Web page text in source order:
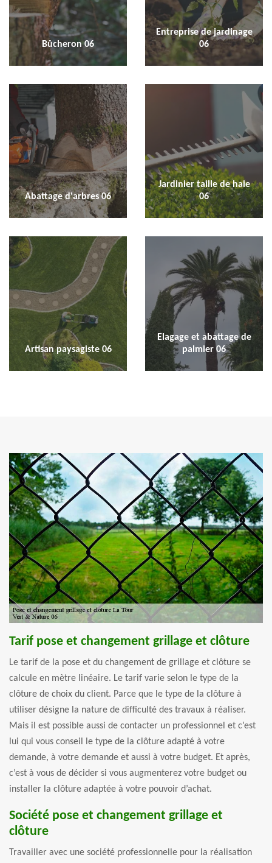
Bûcheron 06
Entreprise de jardinage
06
Abattage d'arbres 06
Jardinier taille de haie
06
Artisan paysagiste 06
Elagage et abattage de
palmier 06
Tarif pose et changement grillage et clôture
Le tarif de la pose et du changement de grillage et clôture se
calcule en mètre linéaire. Le tarif varie selon le type de la
clôture de choix du client. Parce que le type de la clôture à
utiliser désigne la nature de difficulté des travaux à réaliser.
Mais il est possible aussi de contacter un professionnel et c’est
lui qui vous conseil le type de la clôture adapté à votre
demande, à votre demande et aussi à votre budget. Et après,
c’est à vous de décider si vous augmenterez votre budget ou
installer la clôture adaptée à votre pouvoir d’achat.
Société pose et changement grillage et
clôture
Travailler avec une société professionnelle pour la réalisation